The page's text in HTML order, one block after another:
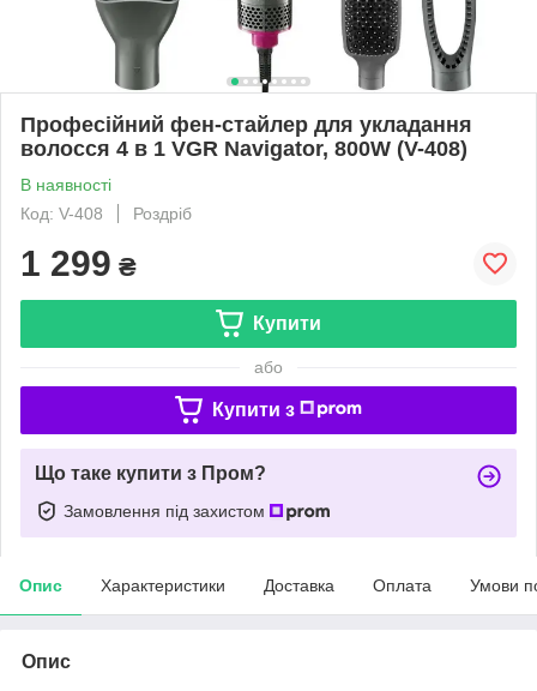
Професійний фен-стайлер для укладання
волосся 4 в 1 VGR Navigator, 800W (V-408)
В наявності
Код: V-408
Роздріб
1 299 ₴
Купити
або
Купити з
Що таке купити з Пром?
Замовлення під захистом
Опис Характеристики Доставка Оплата Умови
Опис